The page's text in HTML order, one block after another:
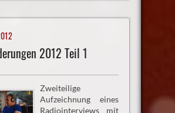
2012 Teil 1
Zweiteilige
Aufzeichnung eines
Radiointerviews mit